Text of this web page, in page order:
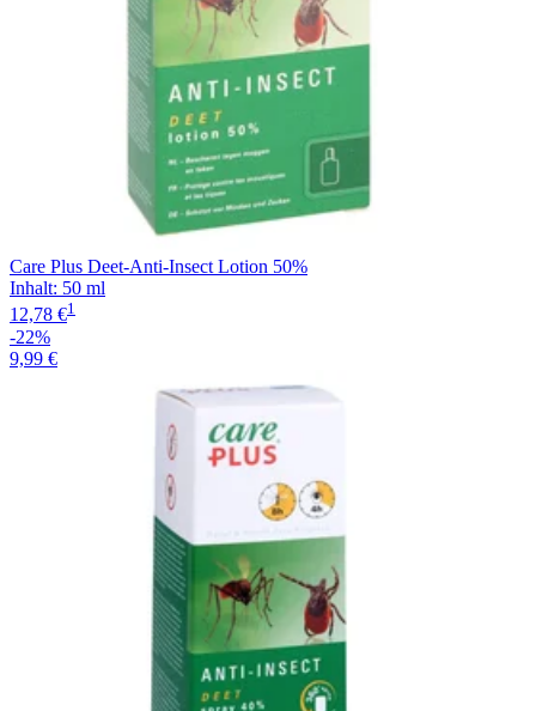
Care Plus Deet-Anti-Insect Lotion 50%
Inhalt: 50 ml
12,78 €1
-22%
9,99 €